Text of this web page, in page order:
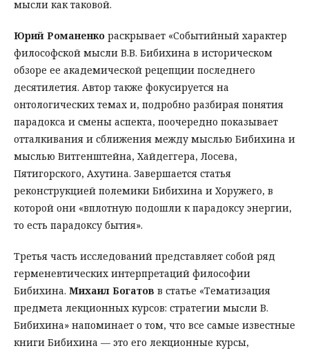
мысли как таковой.
Юрий Романенко раскрывает «Событийный характер
философской мысли В.В. Бибихина в историческом
обзоре ее академической рецепции последнего
десятилетия. Автор также фокусируется на
онтологических темах и, подробно разбирая понятия
парадокса и смены аспекта, поочередно показывает
отталкивания и сближения между мыслью Бибихина и
мыслью Витгенштейна, Хайдеггера, Лосева,
Пятигорского, Ахутина. Завершается статья
реконструкцией полемики Бибихина и Хоружего, в
которой они «вплотную подошли к парадоксу энергии,
то есть парадоксу бытия».
Третья часть исследований представляет собой ряд
герменевтических интерпретаций философии
Бибихина. Михаил Богатов в статье «Тематизация
предмета лекционных курсов: стратегии мысли В.
Бибихина» напоминает о том, что все самые известные
книги Бибихина — это его лекционные курсы,